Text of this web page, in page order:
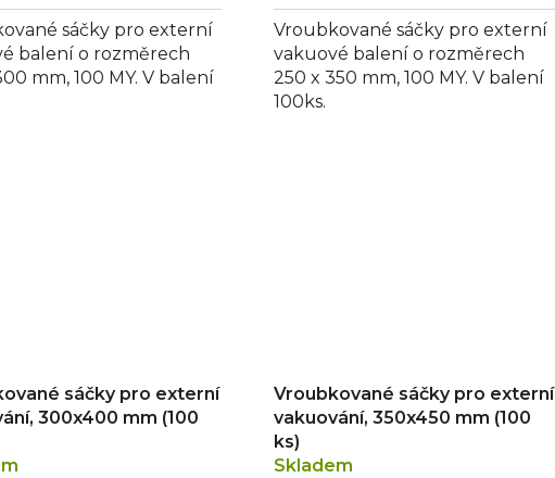
sáčky pro externí
balení o rozměrech
mm, 100 MY. V balení
Vroubkované sáčky pro externí
vakuové balení o rozměrech
250 x 350 mm, 100 MY. V balení
100ks.
sáčky pro externí
300x400 mm (100
Vroubkované sáčky pro externí
vakuování, 350x450 mm (100
ks)
Skladem